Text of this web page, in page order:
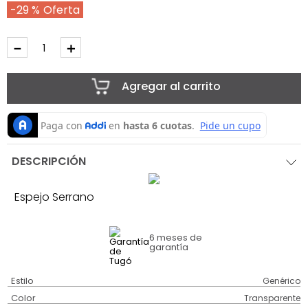
29 %
＋
－
Agregar al carrito
DESCRIPCIÓN
Espejo Serrano
6 meses de
garantía
Estilo Genérico
Color Transparente